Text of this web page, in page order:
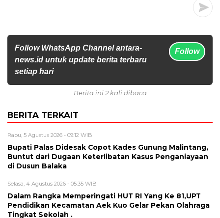
Follow WhatsApp Channel antara-
news.id untuk update berita terbaru
setiap hari
Follow
Berita ini 2 kali dibaca
BERITA TERKAIT
Rabu, 5 Agustus 2026 - 09:12 WIB
Bupati Palas Didesak Copot Kades Gunung Malintang,
Buntut dari Dugaan Keterlibatan Kasus Penganiayaan
di Dusun Balaka
Selasa, 4 Agustus 2026 - 05:35 WIB
Dalam Rangka Memperingati HUT RI Yang Ke 81,UPT
Pendidikan Kecamatan Aek Kuo Gelar Pekan Olahraga
Tingkat Sekolah .